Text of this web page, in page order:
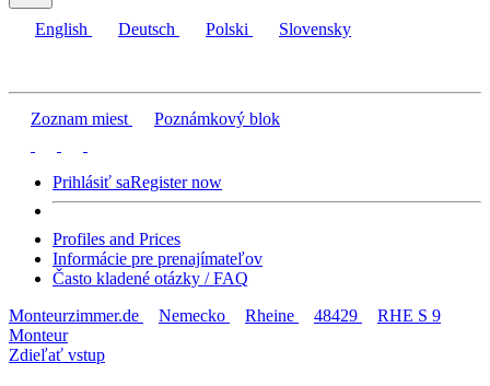
English Deutsch Polski Slovensky
Zoznam miest Poznámkový blok
Prihlásiť saRegister now
Profiles and Prices
Informácie pre prenajímateľov
Často kladené otázky / FAQ
Monteurzimmer.de
Nemecko Rheine 48429
RHE S 9
Monteur
Zdieľať vstup